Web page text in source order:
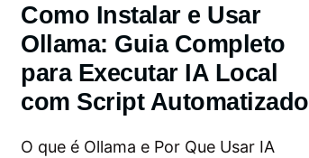
Como Instalar e Usar
Ollama: Guia Completo
para Executar IA Local
com Script Automatizado
O que é Ollama e Por Que Usar IA